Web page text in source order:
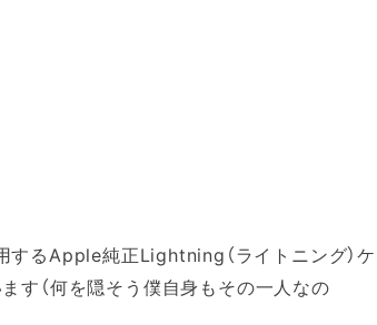
るApple純正Lightning（ライトニング）ケ
す（何を隠そう僕自身もその一人なの